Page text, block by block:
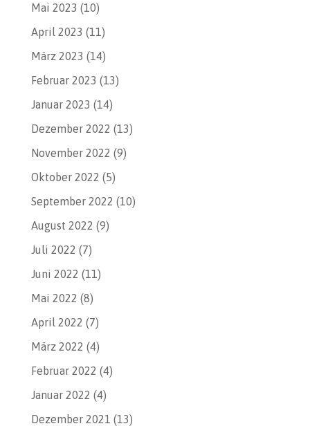
Mai 2023 (10)
April 2023 (11)
März 2023 (14)
Februar 2023 (13)
Januar 2023 (14)
Dezember 2022 (13)
November 2022 (9)
Oktober 2022 (5)
September 2022 (10)
August 2022 (9)
Juli 2022 (7)
Juni 2022 (11)
Mai 2022 (8)
April 2022 (7)
März 2022 (4)
Februar 2022 (4)
Januar 2022 (4)
Dezember 2021 (13)